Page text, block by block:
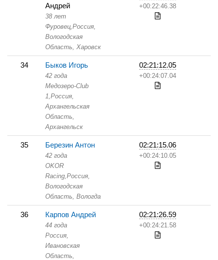
Андрей
38 лет
Фуровец,Россия,
Вологодская
Область, Харовск
+00:22:46.38
34 Быков Игорь
42 года
Медозеро-Club
1,Россия,
Архангельская
Область,
Архангельск
02:21:12.05
+00:24:07.04
35 Березин Антон
42 года
OKOR
Racing,Россия,
Вологодская
Область, Вологда
02:21:15.06
+00:24:10.05
36 Карпов Андрей
44 года
Россия,
Ивановская
Область,
02:21:26.59
+00:24:21.58